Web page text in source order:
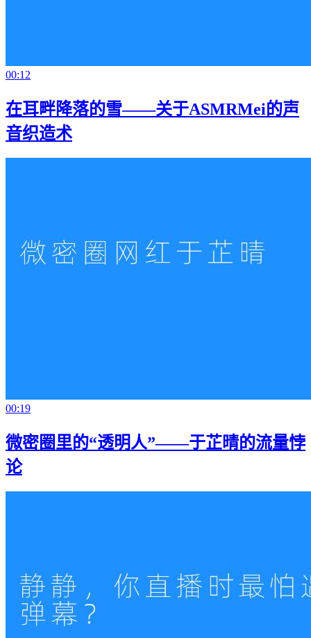
00:12
在耳畔降落的雪——关于ASMRMei的声
音织造术
00:19
微密圈里的“透明人”——于芷晴的流量悖
论